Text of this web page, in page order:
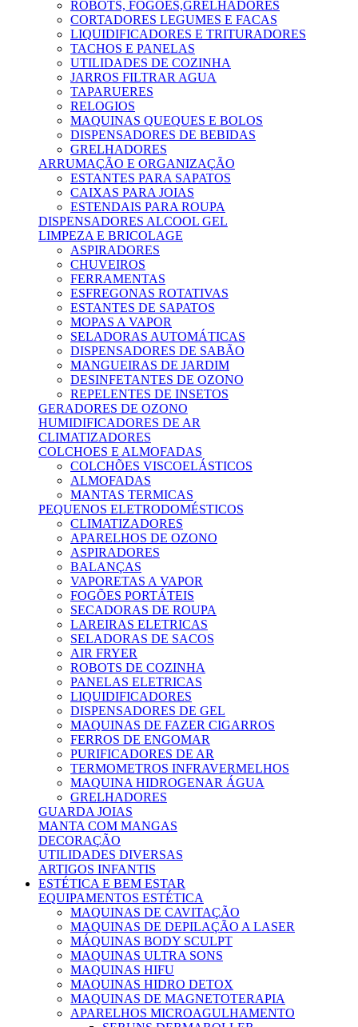
ROBOTS, FOGÕES,GRELHADORES
CORTADORES LEGUMES E FACAS
LIQUIDIFICADORES E TRITURADORES
TACHOS E PANELAS
UTILIDADES DE COZINHA
JARROS FILTRAR AGUA
TAPARUERES
RELOGIOS
MAQUINAS QUEQUES E BOLOS
DISPENSADORES DE BEBIDAS
GRELHADORES
ARRUMAÇÃO E ORGANIZAÇÃO
ESTANTES PARA SAPATOS
CAIXAS PARA JOIAS
ESTENDAIS PARA ROUPA
DISPENSADORES ALCOOL GEL
LIMPEZA E BRICOLAGE
ASPIRADORES
CHUVEIROS
FERRAMENTAS
ESFREGONAS ROTATIVAS
ESTANTES DE SAPATOS
MOPAS A VAPOR
SELADORAS AUTOMÁTICAS
DISPENSADORES DE SABÃO
MANGUEIRAS DE JARDIM
DESINFETANTES DE OZONO
REPELENTES DE INSETOS
GERADORES DE OZONO
HUMIDIFICADORES DE AR
CLIMATIZADORES
COLCHOES E ALMOFADAS
COLCHÕES VISCOELÁSTICOS
ALMOFADAS
MANTAS TERMICAS
PEQUENOS ELETRODOMÉSTICOS
CLIMATIZADORES
APARELHOS DE OZONO
ASPIRADORES
BALANÇAS
VAPORETAS A VAPOR
FOGÕES PORTÁTEIS
SECADORAS DE ROUPA
LAREIRAS ELETRICAS
SELADORAS DE SACOS
AIR FRYER
ROBOTS DE COZINHA
PANELAS ELETRICAS
LIQUIDIFICADORES
DISPENSADORES DE GEL
MAQUINAS DE FAZER CIGARROS
FERROS DE ENGOMAR
PURIFICADORES DE AR
TERMOMETROS INFRAVERMELHOS
MAQUINA HIDROGENAR ÁGUA
GRELHADORES
GUARDA JOIAS
MANTA COM MANGAS
DECORAÇÃO
UTILIDADES DIVERSAS
ARTIGOS INFANTIS
ESTÉTICA E BEM ESTAR
EQUIPAMENTOS ESTÉTICA
MAQUINAS DE CAVITAÇÃO
MAQUINAS DE DEPILAÇÃO A LASER
MÁQUINAS BODY SCULPT
MAQUINAS ULTRA SONS
MAQUINAS HIFU
MAQUINAS HIDRO DETOX
MAQUINAS DE MAGNETOTERAPIA
APARELHOS MICROAGULHAMENTO